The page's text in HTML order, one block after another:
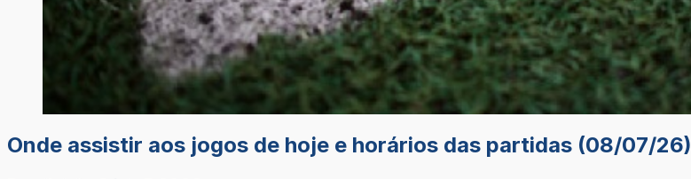
Onde assistir aos jogos de hoje e horários das partidas (08/07/26)